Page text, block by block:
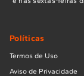
Políticas
Termos de Uso
Aviso de Privacidade